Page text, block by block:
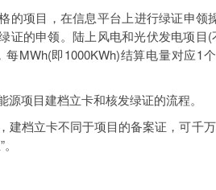
项目，在信息平台上进行绿证申领
证的申领。陆上风电和光伏发电项
每MWh(即1000KWh)结算电量对应1
项目建档立卡和核发绿证的流程。
档立卡不同于项目的备案证，可千万